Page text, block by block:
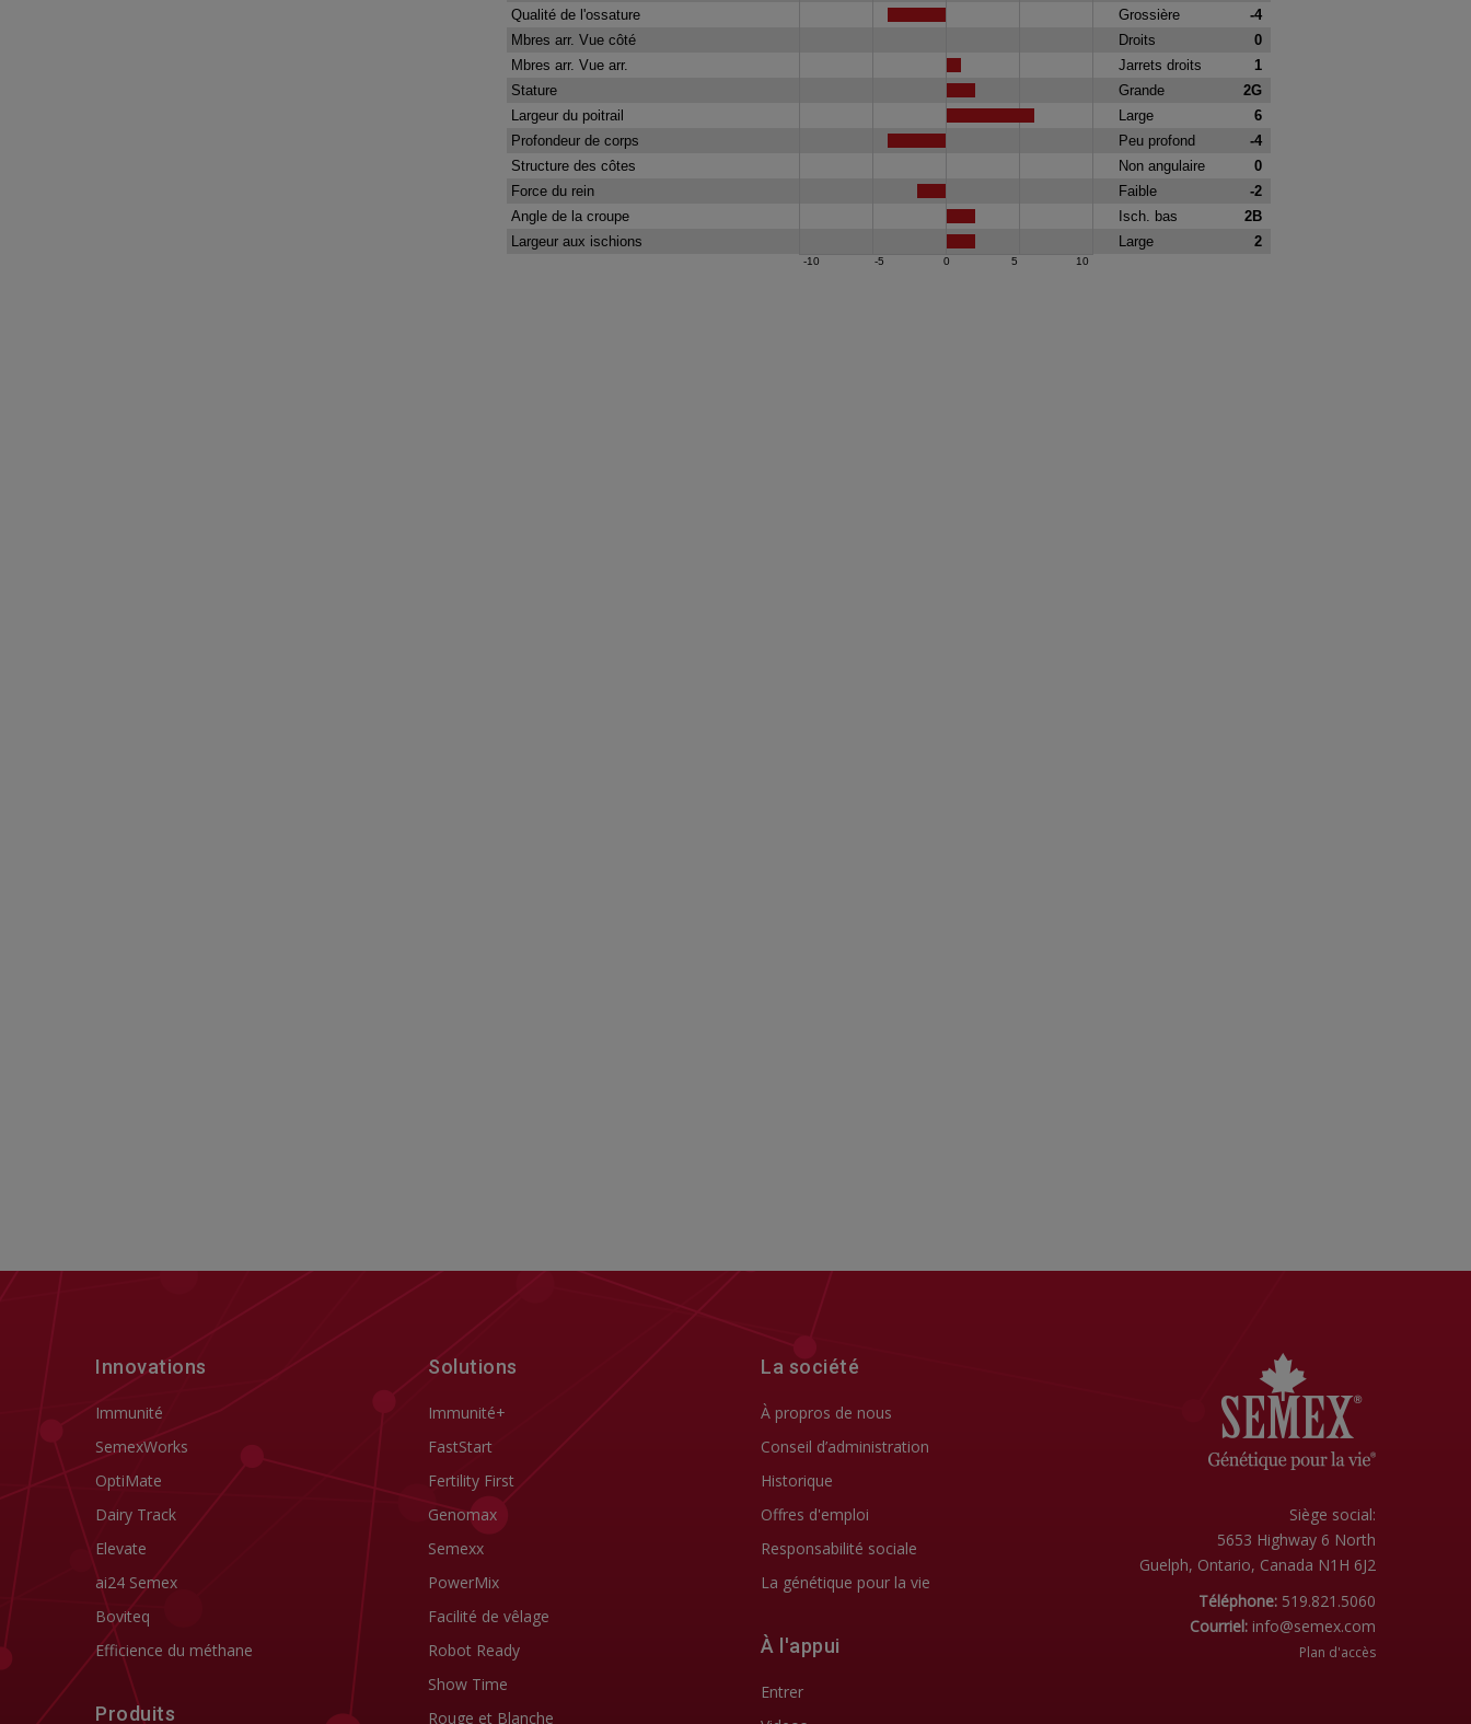
Innovations
Immunité
SemexWorks
OptiMate
Dairy Track
Elevate
ai24 Semex
Boviteq
Efficience du méthane
Produits
Solutions
Immunité+
FastStart
Fertility First
Genomax
Semexx
PowerMix
Facilité de vêlage
Robot Ready
Show Time
Rouge et Blanche
La société
À propros de nous
Conseil d’administration
Historique
Offres d'emploi
Responsabilité sociale
La génétique pour la vie
À l'appui
Entrer
Siège social:
5653 Highway 6 North
Guelph, Ontario, Canada N1H 6J2
Téléphone:519.821.5060
Courriel: info@semex.com
Plan d'accès